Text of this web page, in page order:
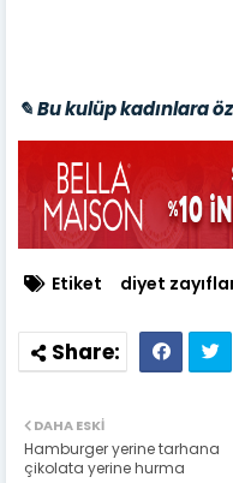
✎ Bu kulüp kadınlara
Etiket diyet
DAHA ESKI
Hamburger yerine tarhana
çikolata yerine hurma